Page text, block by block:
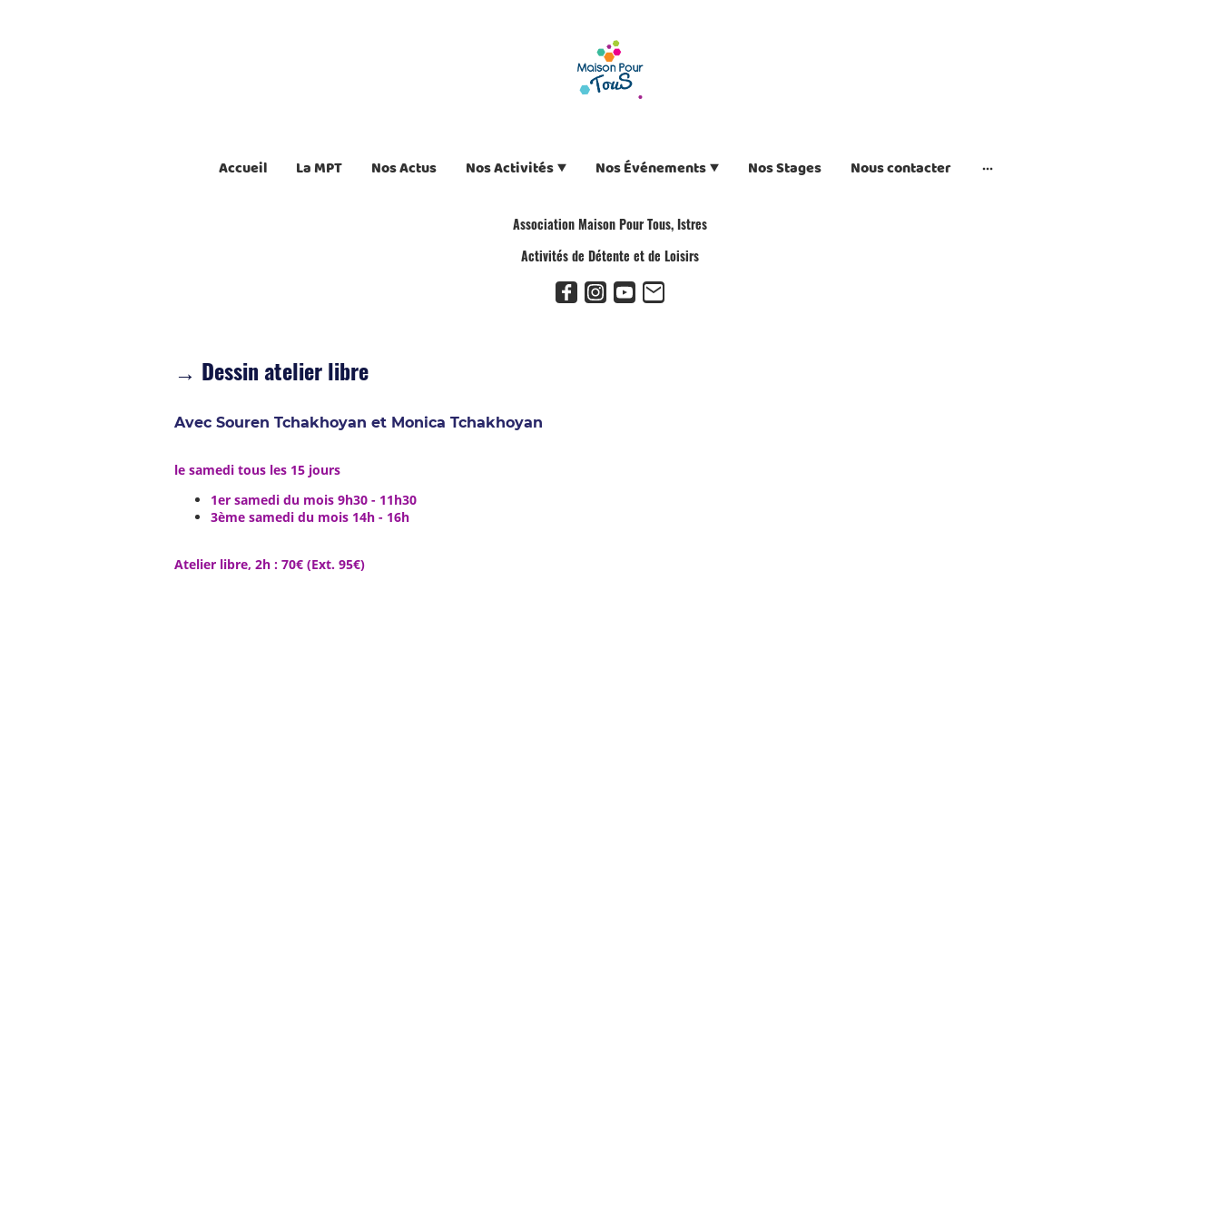
Accueil La MPT Nos Actus Nos Activités Nos Événements Nos Stages Nous contacter
Association Maison Pour Tous, Istres
Activités de Détente et de Loisirs
→ Dessin atelier libre
le samedi tous les 15 jours
1er samedi du mois 9h30 - 11h30
3ème samedi du mois 14h - 16h
Atelier libre, 2h : 70€ (Ext. 95€)
Avec Souren Tchakhoyan et Monica Tchakhoyan